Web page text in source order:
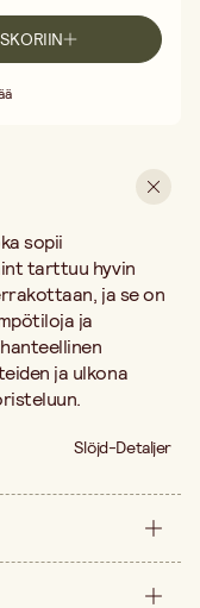
sopii
tarttuu hyvin
ja se on
ja
ja ulkona
Slöjd-Detaljer
59 ml